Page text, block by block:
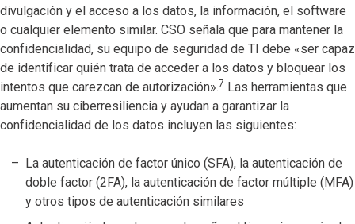
divulgación y el acceso a los datos, la información, el software
o cualquier elemento similar. CSO señala que para mantener la
confidencialidad, su equipo de seguridad de TI debe «ser capaz
de identificar quién trata de acceder a los datos y bloquear los
intentos que carezcan de autorización».7 Las herramientas que
aumentan su ciberresiliencia y ayudan a garantizar la
confidencialidad de los datos incluyen las siguientes:
La autenticación de factor único (SFA), la autenticación de
doble factor (2FA), la autenticación de factor múltiple (MFA)
y otros tipos de autenticación similares